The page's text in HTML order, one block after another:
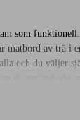
som
matbord av
och du väljer
du använda
och att